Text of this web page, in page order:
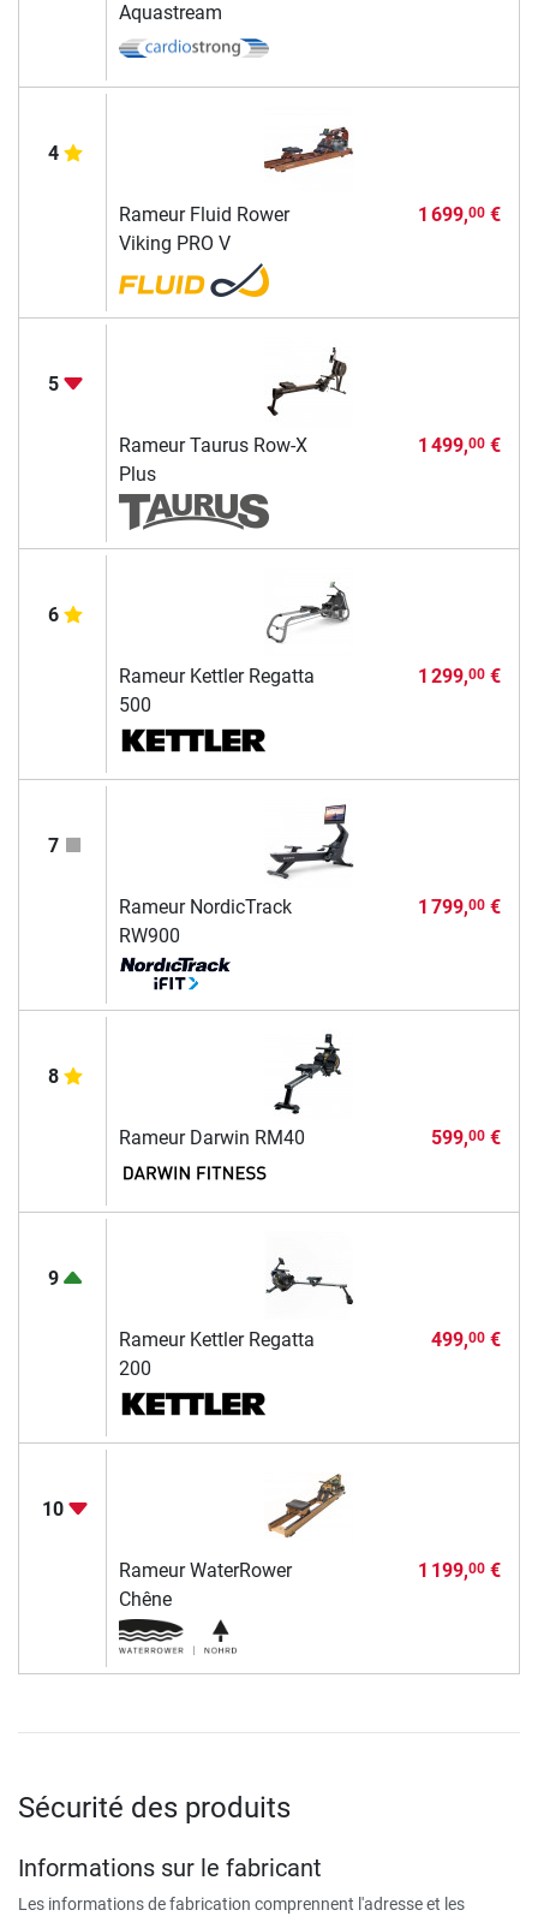
Aquastream
4
Rameur Fluid Rower
Viking PRO V
1 699,00€
5
Rameur Taurus Row-X
Plus
1 499,00€
6
Rameur Kettler Regatta
500
1 299,00€
7
Rameur NordicTrack
RW900
1 799,00€
8
Rameur Darwin RM40 599,00€
9
Rameur Kettler Regatta
200
499,00€
10
Rameur WaterRower
Chêne
1 199,00€
Sécurité des produits
Informations sur le fabricant
Les informations de fabrication comprennent l'adresse et les